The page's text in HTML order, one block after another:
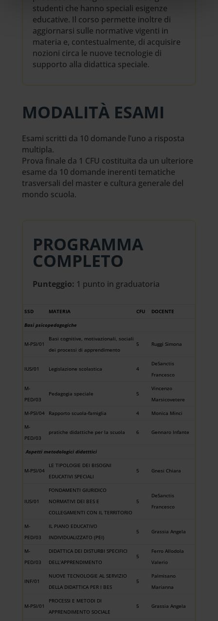
studenti che hanno speciali esigenze
educative. Il corso permette inoltre di
aggiornarsi sulle normative vigenti in
materia e, contestualmente, di acquisire
nozioni circa le nuove tecnologie di
supporto alla didattica speciale.
MODALITÀ ESAMI
Esami scritti da 10 domande l’uno a risposta
multipla.
Prova finale da 1 CFU costituita da un ulteriore
esame da 10 domande inerenti tematiche
trasversali del master e cultura generale del
mondo scuola.
PROGRAMMA
COMPLETO
Punteggio: 1 punto in graduatoria
SSD MATERIA CFU
DOCENTE
Basi psicopedagogiche
M-PSI/01
Basi cognitive, motivazionali, sociali
dei processi di apprendimento
5 Ruggi Simona
IUS/01 Legislazione scolastica 4
DeSanctis
Francesco
M-
PED/03
Pedagogia speciale 5
Vincenzo
Marsicovetere
M-PSI/04
Rapporto scuola-famiglia 4
Monica Minci
M-
PED/03
pratiche didattiche per la scuola 6 Gennaro Infante
Aspetti metodologici didatttici
M-PSI/04
LE TIPOLOGIE DEI BISOGNI
EDUCATIVI SPECIALI
5 Gnesi Chiara
IUS/01
FONDAMENTI GIURIDICO
NORMATIVI DEI BES E
COLLEGAMENTI CON IL TERRITORIO
5
DeSanctis
Francesco
M-
PED/03
IL PIANO EDUCATIVO
INDIVIDUALIZZATO (PEI)
5 Grassia Angela
M-
PED/03
DIDATTICA DEI DISTURBI SPECIFICI
DELL’APPRENDIMENTO
5
Ferro Allodola
Valerio
INF/01
NUOVE TECNOLOGIE AL SERVIZIO
DELLA DIDATTICA PER I BES
5
Palmisano
Marianna
M-PSI/01
PROCESSI E METODI DI
APPRENDIMENTO SOCIALE
5 Grassia Angela